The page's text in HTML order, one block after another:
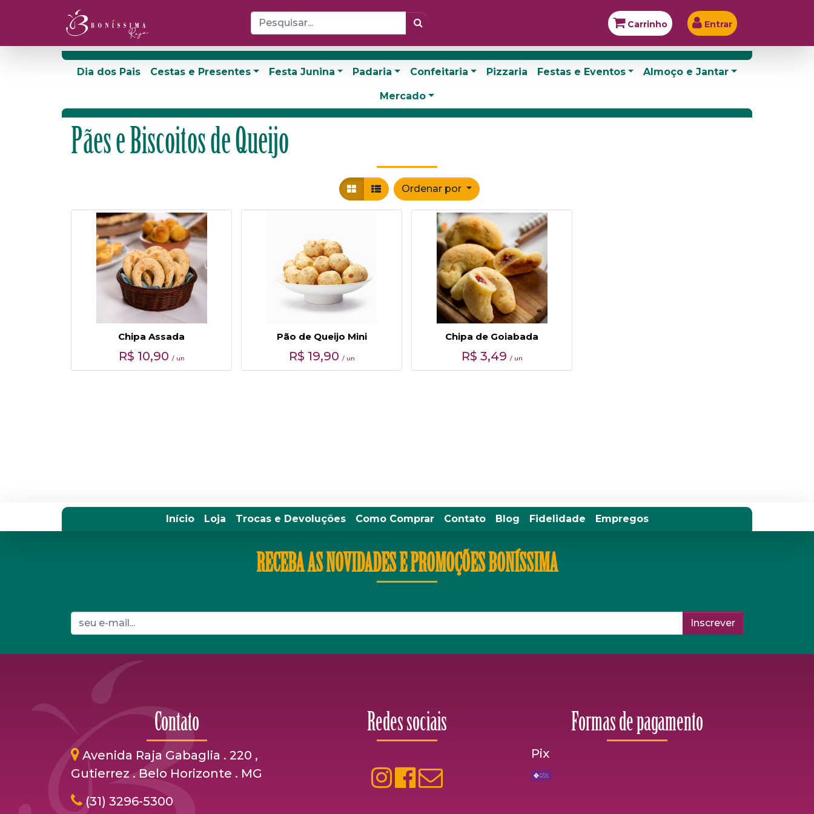
Carrinho Entrar
Dia dos Pais Cestas e Presentes Festa Junina Padaria Confeitaria Pizzaria Festas e Eventos Almoço e Jantar
Mercado
Pães e Biscoitos de Queijo
Ordenar por
Chipa Assada
R$ 10,90 / un
Pão de Queijo Mini
R$ 19,90 / un
Chipa de Goiabada
R$ 3,49 / un
Início Loja Trocas e Devoluções Como Comprar Contato Blog Fidelidade Empregos
RECEBA AS NOVIDADES E PROMOÇÕES BONÍSSIMA
Inscrever
Contato
Avenida Raja Gabaglia . 220 ,
Gutierrez . Belo Horizonte . MG
(31) 3296-5300
Redes sociais Formas de pagamento
Pix